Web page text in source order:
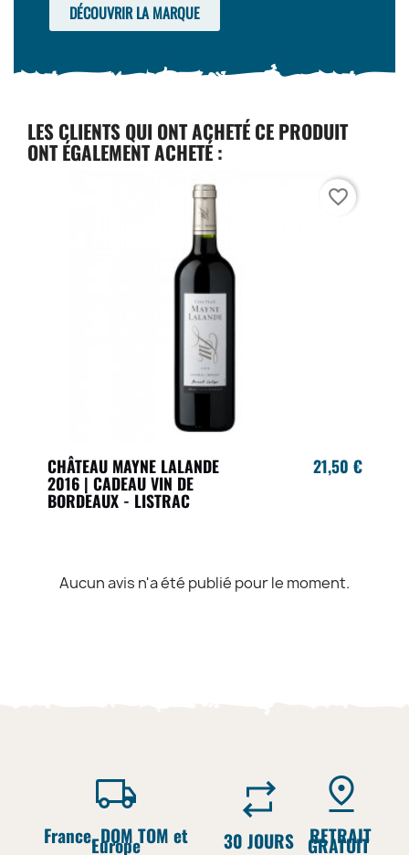
DÉCOUVRIR LA MARQUE
LES CLIENTS QUI ONT ACHETÉ CE PRODUIT
ONT ÉGALEMENT ACHETÉ :
CHÂTEAU MAYNE LALANDE
2016 | CADEAU VIN DE
BORDEAUX - LISTRAC
21,50 €
favorite_border
Aucun avis n'a été publié pour le moment.
France, DOM TOM et
Europe
30 JOURS RETRAIT
GRATUIT